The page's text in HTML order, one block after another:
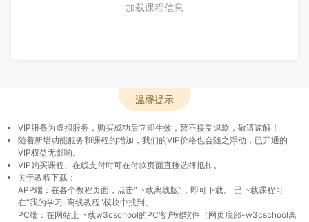
加载课程信息
温馨提示
VIP服务为虚拟服务，购买成功后立即生效，暂不接受退款，敬请谅解！
随着新增功能服务和课程的增加，我们的VIP价格也会随之浮动，已开通的
VIP权益无影响。
VIP购买课程、在线支付时可在付款页面直接选择抵扣。
关于教程下载：
APP端：在各个教程页面，点击“下载离线版”，即可下载。 已下载课程可
在“我的学习-离线教程”模块中找到。
PC端：在网站上下载w3cschool的PC客户端软件（网页底部-w3cschool离